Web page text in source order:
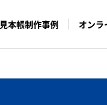
見本帳制作事例 オンラ